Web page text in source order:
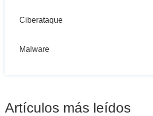
Ciberataque
Malware
Artículos más leídos